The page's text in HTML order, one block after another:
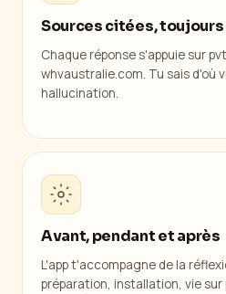
Sources citées, toujours
Chaque réponse s'appuie sur
whvaustralie.com. Tu sais d'où
hallucination.
Avant, pendant et après
L'app t'accompagne de la
préparation, installation, vie sur